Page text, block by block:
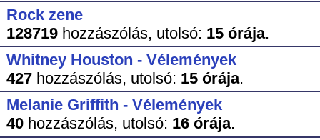
Rock zene
128719hozzászólás, utolsó: 15 órája.
Whitney Houston - Vélemények
427hozzászólás, utolsó: 15 órája.
Melanie Griffith - Vélemények
40hozzászólás, utolsó: 16 órája.